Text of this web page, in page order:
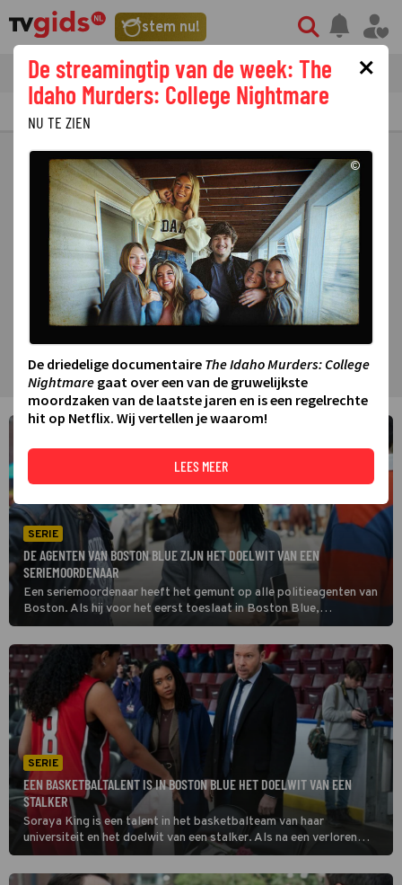
stem nu!
tvgids streaming nieuws
PRIMETIME GEMIST
SERIE
DE AGENTEN VAN BOSTON BLUE ZIJN HET DOELWIT VAN EEN
SERIEMOORDENAAR
Een seriemoordenaar heeft het gemunt op alle politieagenten van
Boston. Als hij voor het eerst toeslaat in Boston Blue,
ontspringen Jonah Silver en Sean Reagan door puur toeval de
dans. Hun collega's hebben echter minder geluk.
SERIE
EEN BASKETBALTALENT IS IN BOSTON BLUE HET DOELWIT VAN EEN
STALKER
Soraya King is een talent in het basketbalteam van haar
universiteit en het doelwit van een stalker. Als na een verloren
wedstrijd Soraya's coach wordt vermoord, buigen Danny Reagan
en Lena Silver zich in Boston Blue over de zaak.
×
De streamingtip van de week: The
Idaho Murders: College Nightmare
NU TE ZIEN
©
De driedelige documentaire The Idaho Murders: College
Nightmare gaat over een van de gruwelijkste
moordzaken van de laatste jaren en is een regelrechte
hit op Netflix. Wij vertellen je waarom!
LEES MEER